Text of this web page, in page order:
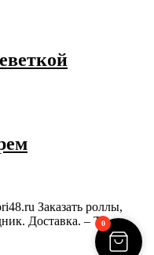
Заказать роллы,
Доставка. – Тема
0